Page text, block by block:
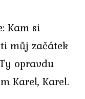
Kam si
můj začátek
opravdu
Karel, Karel.